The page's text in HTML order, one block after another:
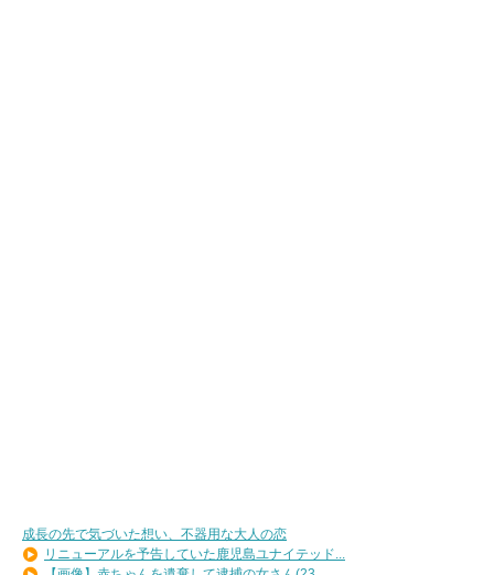
成長の先で気づいた想い、不器用な大人の恋
リニューアルを予告していた鹿児島ユナイテッド...